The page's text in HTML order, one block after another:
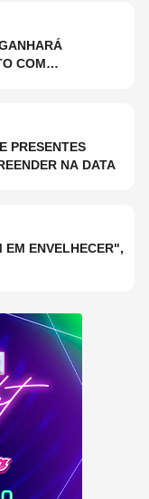
COM
NA DATA
ENVELHECER",